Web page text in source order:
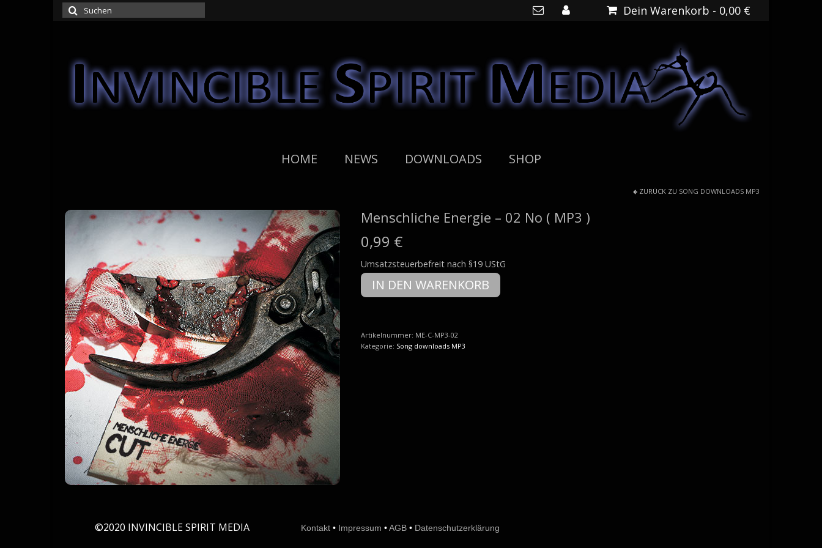
Dein Warenkorb - 0,00 €
Suchen
nach:
HOME NEWS DOWNLOADS SHOP
ZURÜCK ZU SONG DOWNLOADS MP3
Menschliche Energie – 02 No ( MP3 )
0,99 €
Umsatzsteuerbefreit nach §19 UStG
Menschliche
Energie
-
(
MP3
IN DEN WARENKORB
Artikelnummer: ME-C-MP3-02
Kategorie: Song downloads MP3
©2020 INVINCIBLE SPIRIT MEDIA Kontakt • Impressum •AGB • Datenschutzerklärung